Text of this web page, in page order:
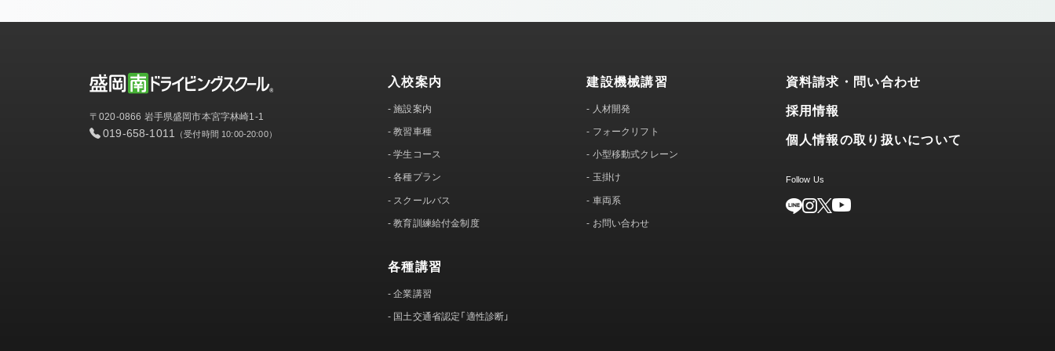
〒020-0866 岩手県盛岡市本宮字林崎1-1
019-658-1011 （受付時間 10:00-20:00）
入校案内
-施設案内
-教習車種
-学生コース
-各種プラン
- スクールバス
-教育訓練給付金制度
各種講習
-企業講習
- 国土交通省認定「適性診断」
建設機械講習
- 人材開発
- フォークリフト
- 小型移動式クレーン
- 玉掛け
- 車両系
- お問い合わせ
資料請求・問い合わせ
採用情報
個人情報の取り扱いについて
Follow Us